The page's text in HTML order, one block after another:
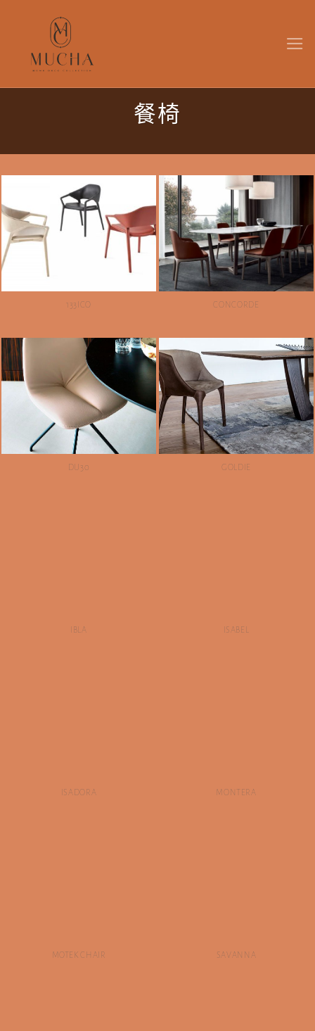
content
餐椅
133ICO CONCORDE
DU30 GOLDIE
IBLA ISABEL
ISADORA MONTERA
MOTEK CHAIR SAVANNA